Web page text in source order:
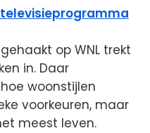
televisieprogramma
op WNL trekt
in. Daar
woonstijlen
voorkeuren, maar
meest leven.